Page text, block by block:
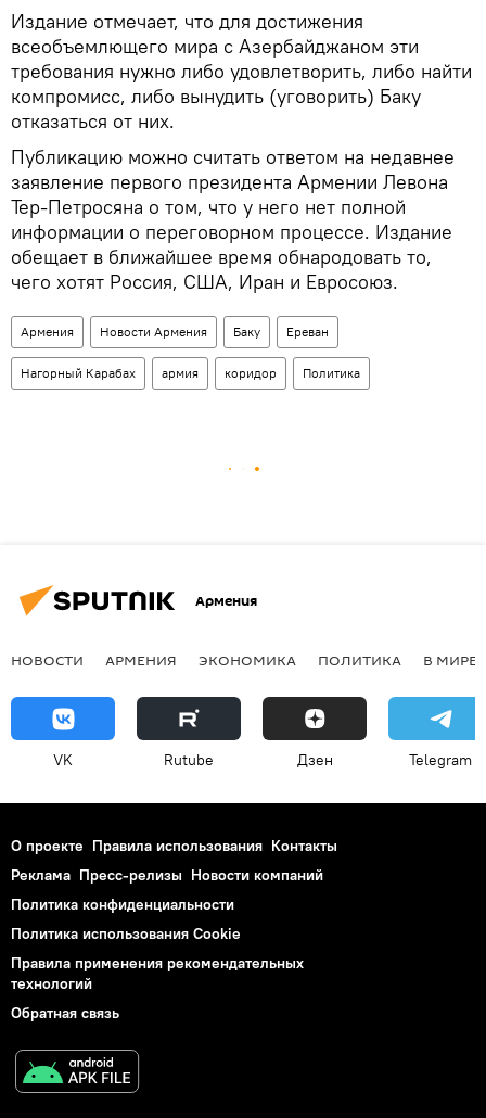
Издание отмечает, что для достижения
всеобъемлющего мира с Азербайджаном эти
требования нужно либо удовлетворить, либо найти
компромисс, либо вынудить (уговорить) Баку
отказаться от них.
Публикацию можно считать ответом на недавнее
заявление первого президента Армении Левона
Тер-Петросяна о том, что у него нет полной
информации о переговорном процессе. Издание
обещает в ближайшее время обнародовать то,
чего хотят Россия, США, Иран и Евросоюз.
Армения Новости Армения Баку Ереван
Нагорный Карабах армия коридор Политика
Армения
НОВОСТИ АРМЕНИЯ ЭКОНОМИКА ПОЛИТИКА В МИРЕ
VK Rutube Дзен Telegram
О проекте Правила использования Контакты
Реклама Пресс-релизы Новости компаний
Политика конфиденциальности
Политика использования Cookie
Правила применения рекомендательных
технологий
Обратная связь